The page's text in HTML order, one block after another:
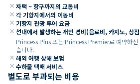
close 자택 ~ 항구까지의 교통비
close 각 기항지에서의 이동비
close 기항지 관광 투어 요금
close 선내에서 발생하는 개인 경비(음료비, 카지노, 상
Princess Plus 또는 Princess Premier로 예약하신
습니다.
close 해외 여행 상해 보험
close 수하물 택배 서비스
별도로 부과되는 비용